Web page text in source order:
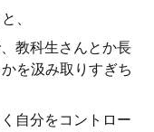
、
教科生さんとか長
を汲み取りすぎち
自分をコントロー